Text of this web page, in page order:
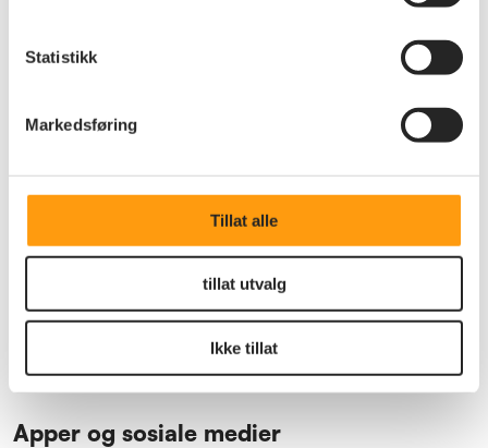
Statistikk
Markedsføring
Tillat alle
tillat utvalg
Ikke tillat
Teams
Totrinnsverifisering/tofaktorautentisering
World Wide Web
Apper og sosiale medier